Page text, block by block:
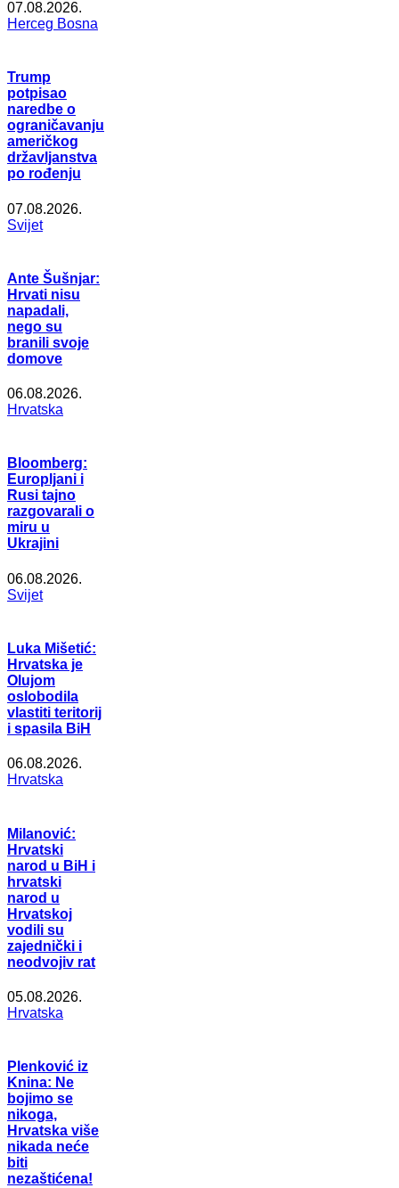
07.08.2026.
Herceg Bosna
Trump
potpisao
naredbe o
ograničavanju
američkog
državljanstva
po rođenju
07.08.2026.
Svijet
Ante Šušnjar:
Hrvati nisu
napadali,
nego su
branili svoje
domove
06.08.2026.
Hrvatska
Bloomberg:
Europljani i
Rusi tajno
razgovarali o
miru u
Ukrajini
06.08.2026.
Svijet
Luka Mišetić:
Hrvatska je
Olujom
oslobodila
vlastiti teritorij
i spasila BiH
06.08.2026.
Hrvatska
Milanović:
Hrvatski
narod u BiH i
hrvatski
narod u
Hrvatskoj
vodili su
zajednički i
neodvojiv rat
05.08.2026.
Hrvatska
Plenković iz
Knina: Ne
bojimo se
nikoga,
Hrvatska više
nikada neće
biti
nezaštićena!